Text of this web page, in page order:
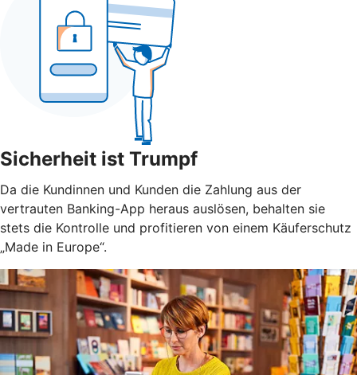
Sicherheit ist Trumpf
Da die Kundinnen und Kunden die Zahlung aus der
vertrauten Banking-App heraus auslösen, behalten sie
stets die Kontrolle und profitieren von einem Käuferschutz
„Made in Europe“.